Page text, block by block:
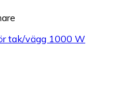
tak/vägg 1000 W